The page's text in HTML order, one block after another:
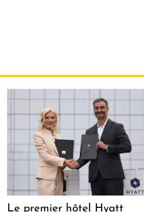
Le premier hôtel Hyatt